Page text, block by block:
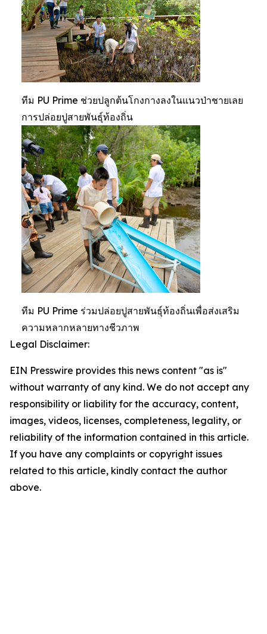
ทีม PU Prime ช่วยปลูกต้นโกงกางลงในแนวป่าชายเลย
การปล่อยปูสายพันธุ์ท้องถิ่น
ทีม PU Prime ร่วมปล่อยปูสายพันธุ์ท้องถิ่นเพื่อส่งเสริม
ความหลากหลายทางชีวภาพ
Legal Disclaimer:
EIN Presswire provides this news content "as is"
without warranty of any kind. We do not accept any
responsibility or liability for the accuracy, content,
images, videos, licenses, completeness, legality, or
reliability of the information contained in this article.
If you have any complaints or copyright issues
related to this article, kindly contact the author
above.